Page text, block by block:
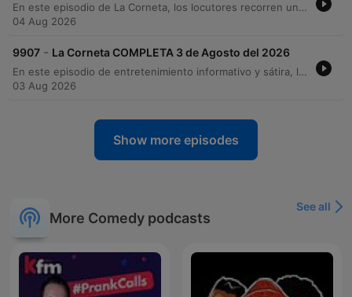
En este episodio de La Corneta, los locutores recorren una lista de situaciones y elementos que consideran indispensables en la cultura mexicana, desde anécdotas sobre viajes y celebraciones familiares hasta observaciones sobre la vida cotidiana. A través de un tono humorístico y desenfadado, los conductores comentan temas que van desde el uso de productos de limpieza como el Fabuloso morado hasta las costumbres de guardar comida en botes de helado. El programa también aborda relatos personales sobre infidelidad, encuentros inesperados y la importancia de la planificación familiar. Con una estructura de conteo regresivo, los presentadores entablan un diálogo irreverente que mezcla la nostalgia por oficios antiguos con críticas cómicas a comportamientos sociales contemporáneos.
04 Aug 2026
9907 - La Corneta COMPLETA 3 de Agosto del 2026
En este episodio de entretenimiento informativo y sátira, los presentadores exploran una amplia variedad de temas irreverentes. El programa recorre desde rumores sobre el tesoro de Porfirio Díaz y curiosidades históricas sobre la higiene en la antigua Roma y China, hasta discusiones sobre anatomía, biología de los espermatozoides y consejos para la vida sexual. A través de un tono humorístico, también se abordan temas de actualidad política mediante neologismos, teorías sobre la infidelidad y una serie de anécdotas personales bajo la temática 'siempre inmaduro, nunca maduro', concluyendo con reflexiones cómicas sobre la cotidianidad.
03 Aug 2026
Show more episodes
More Comedy podcasts
See all